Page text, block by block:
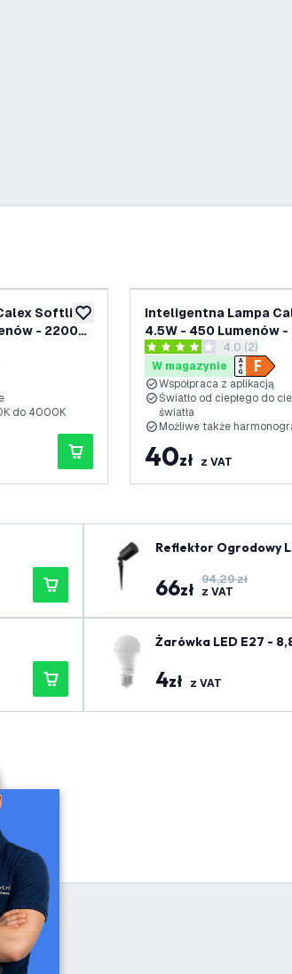
dodaj do listy życzeń
Softline
- 2200K
recenzji
do 4000K
Inteligentna Lampa
4.5W - 450 Lumenów
3000K
otwórz panel
4 Gwiazdki oceny4.0 (2)
W magazynie
Współpraca z aplikacją
Światło od ciepłego do
światła
Możliwe także
40zł z VAT
Reflektor Ogrodowy
66zł 94,29 zł
z VAT
Żarówka LED E27 -
4zł z VAT